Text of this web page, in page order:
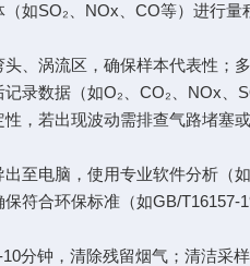
如SO₂、NOx、CO等）进行
、涡流区，确保样本代表性；
录数据（如O₂、CO₂、NOx
，若出现波动需排查气路堵塞
至电脑，使用专业软件分析（
符合环保标准（如GB/T16157-
分钟，清除残留烟气；清洁采